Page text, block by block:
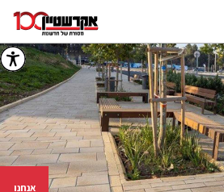
אנחנו